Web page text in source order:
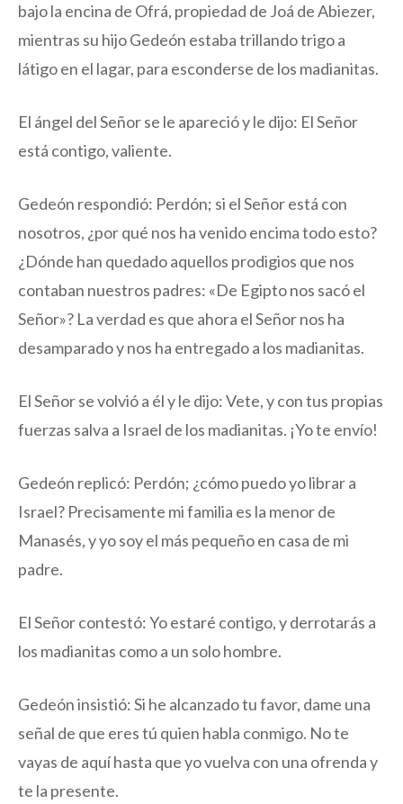
bajo la encina de Ofrá, propiedad de Joá de Abiezer,
mientras su hijo Gedeón estaba trillando trigo a
látigo en el lagar, para esconderse de los madianitas.
El ángel del Señor se le apareció y le dijo: El Señor
está contigo, valiente.
Gedeón respondió: Perdón; si el Señor está con
nosotros, ¿por qué nos ha venido encima todo esto?
¿Dónde han quedado aquellos prodigios que nos
contaban nuestros padres: «De Egipto nos sacó el
Señor»? La verdad es que ahora el Señor nos ha
desamparado y nos ha entregado a los madianitas.
El Señor se volvió a él y le dijo: Vete, y con tus propias
fuerzas salva a Israel de los madianitas. ¡Yo te envío!
Gedeón replicó: Perdón; ¿cómo puedo yo librar a
Israel? Precisamente mi familia es la menor de
Manasés, y yo soy el más pequeño en casa de mi
padre.
El Señor contestó: Yo estaré contigo, y derrotarás a
los madianitas como a un solo hombre.
Gedeón insistió: Si he alcanzado tu favor, dame una
señal de que eres tú quien habla conmigo. No te
vayas de aquí hasta que yo vuelva con una ofrenda y
te la presente.